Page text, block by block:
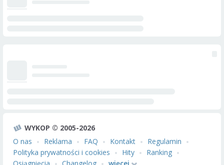
WYKOP © 2005-2026
O nas
Reklama FAQ Kontakt
Regulamin
Polityka prywatności i cookies
Hity
Ranking